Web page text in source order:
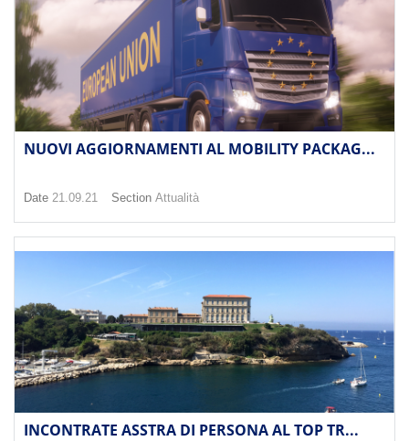
NUOVI AGGIORNAMENTI AL MOBILITY PACKAG...
Date 21.09.21 Section Attualità
INCONTRATE ASSTRA DI PERSONA AL TOP TR...